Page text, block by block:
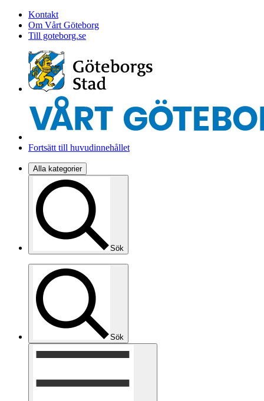
Kontakt
Om Vårt Göteborg
Till goteborg.se
Fortsätt till huvudinnehållet
Alla kategorier
Sök
Sök